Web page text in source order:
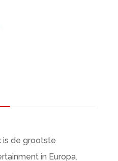
is de grootste
in Europa.